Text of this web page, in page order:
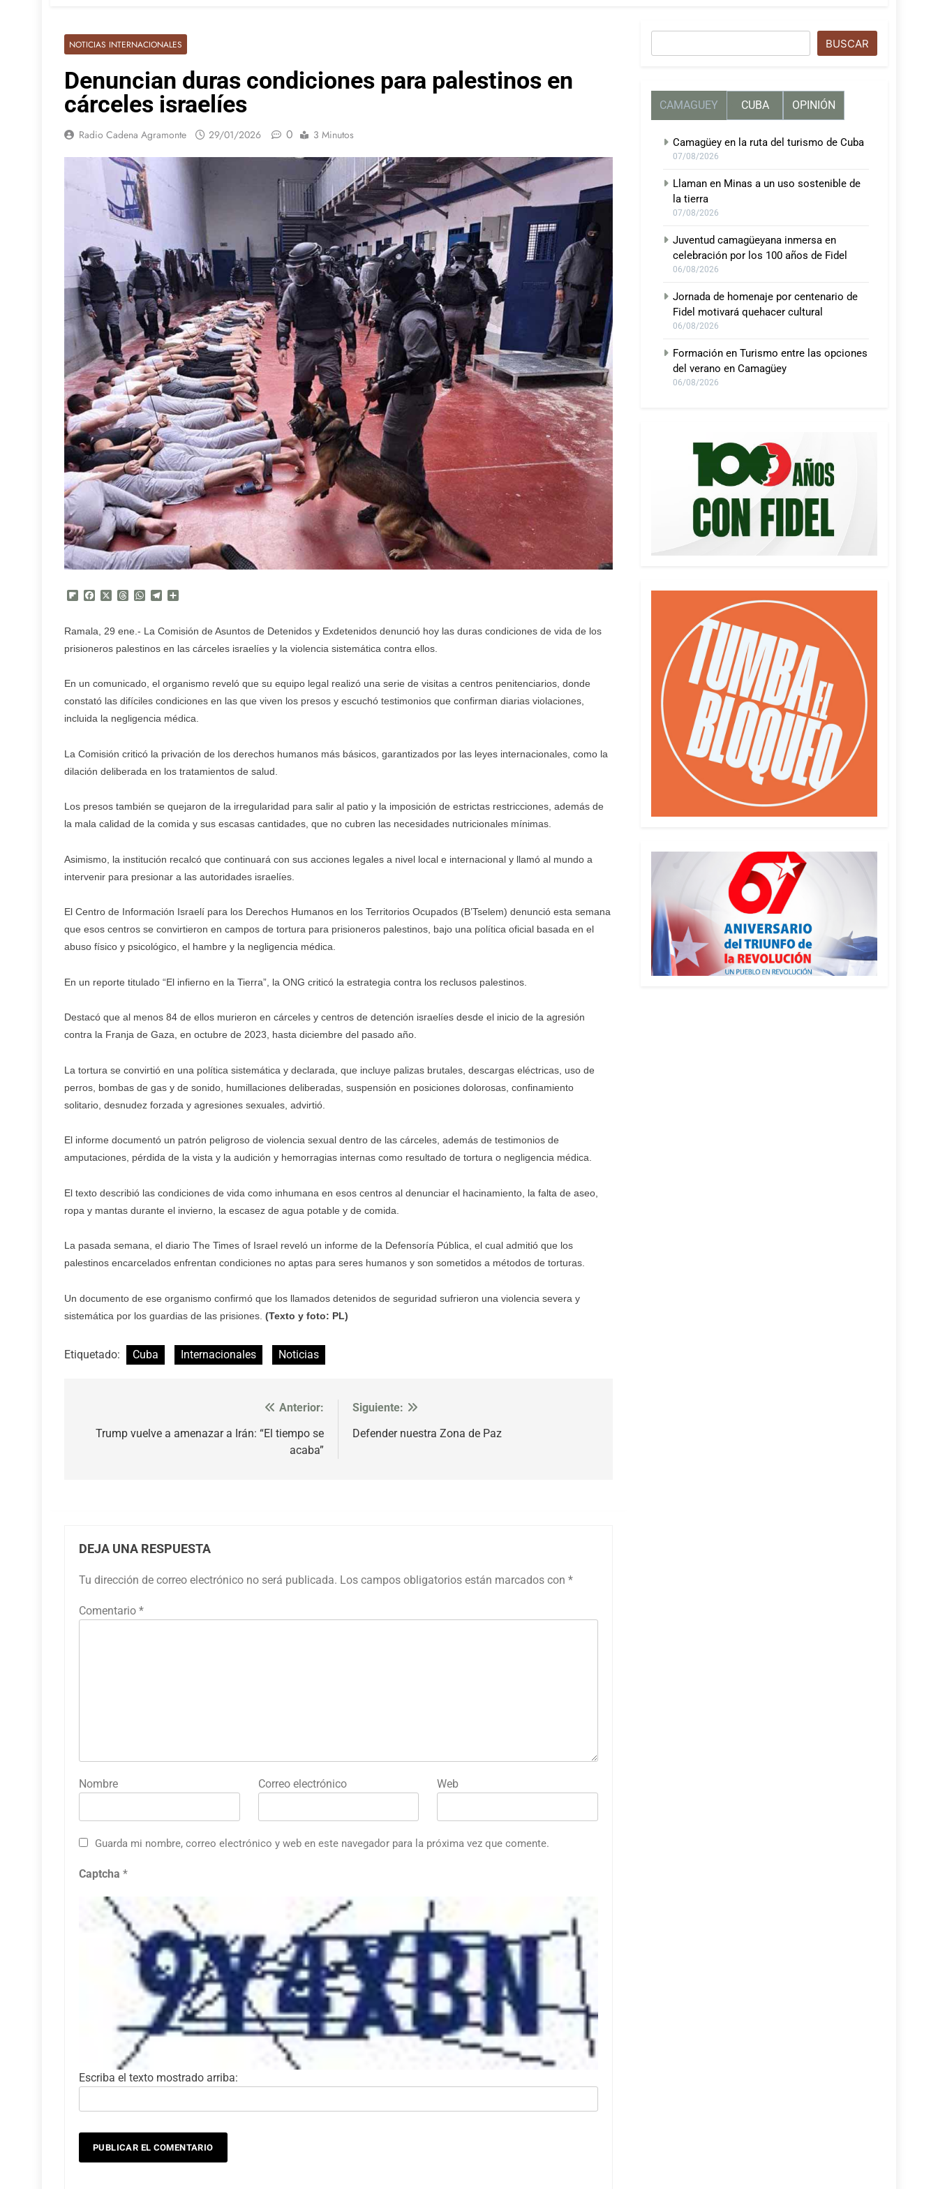
NOTICIAS INTERNACIONALES
Denuncian duras condiciones para palestinos en
cárceles israelíes
Radio Cadena Agramonte 29/01/2026 0 3 Minutos
Flipboard
FacebookThreadsWhatsApp
Telegram
Ramala, 29 ene.- La Comisión de Asuntos de Detenidos y Exdetenidos denunció hoy las duras condiciones de vida de los
prisioneros palestinos en las cárceles israelíes y la violencia sistemática contra ellos.
En un comunicado, el organismo reveló que su equipo legal realizó una serie de visitas a centros penitenciarios, donde
constató las difíciles condiciones en las que viven los presos y escuchó testimonios que confirman diarias violaciones,
incluida la negligencia médica.
La Comisión criticó la privación de los derechos humanos más básicos, garantizados por las leyes internacionales, como la
dilación deliberada en los tratamientos de salud.
Los presos también se quejaron de la irregularidad para salir al patio y la imposición de estrictas restricciones, además de
la mala calidad de la comida y sus escasas cantidades, que no cubren las necesidades nutricionales mínimas.
Asimismo, la institución recalcó que continuará con sus acciones legales a nivel local e internacional y llamó al mundo a
intervenir para presionar a las autoridades israelíes.
El Centro de Información Israelí para los Derechos Humanos en los Territorios Ocupados (B’Tselem) denunció esta semana
que esos centros se convirtieron en campos de tortura para prisioneros palestinos, bajo una política oficial basada en el
abuso físico y psicológico, el hambre y la negligencia médica.
En un reporte titulado “El infierno en la Tierra”, la ONG criticó la estrategia contra los reclusos palestinos.
Destacó que al menos 84 de ellos murieron en cárceles y centros de detención israelíes desde el inicio de la agresión
contra la Franja de Gaza, en octubre de 2023, hasta diciembre del pasado año.
La tortura se convirtió en una política sistemática y declarada, que incluye palizas brutales, descargas eléctricas, uso de
perros, bombas de gas y de sonido, humillaciones deliberadas, suspensión en posiciones dolorosas, confinamiento
solitario, desnudez forzada y agresiones sexuales, advirtió.
El informe documentó un patrón peligroso de violencia sexual dentro de las cárceles, además de testimonios de
amputaciones, pérdida de la vista y la audición y hemorragias internas como resultado de tortura o negligencia médica.
El texto describió las condiciones de vida como inhumana en esos centros al denunciar el hacinamiento, la falta de aseo,
ropa y mantas durante el invierno, la escasez de agua potable y de comida.
La pasada semana, el diario The Times of Israel reveló un informe de la Defensoría Pública, el cual admitió que los
palestinos encarcelados enfrentan condiciones no aptas para seres humanos y son sometidos a métodos de torturas.
Un documento de ese organismo confirmó que los llamados detenidos de seguridad sufrieron una violencia severa y
sistemática por los guardias de las prisiones. (Texto y foto: PL)
Etiquetado: Cuba Internacionales Noticias
de
Anterior:
Trump vuelve a amenazar a Irán: “El tiempo se
acaba”
Siguiente:
Defender nuestra Zona de Paz
DEJA UNA RESPUESTA
Tu dirección de correo electrónico no será publicada. Los campos obligatorios están marcados con *
Comentario *
Nombre Correo electrónico Web
Guarda mi nombre, correo electrónico y web en este navegador para la próxima vez que comente.
Captcha *
Escriba el texto mostrado arriba:
BUSCAR
CAMAGUEY CUBA OPINIÓN
Camagüey en la ruta del turismo de Cuba
07/08/2026
Llaman en Minas a un uso sostenible de
la tierra
07/08/2026
Juventud camagüeyana inmersa en
celebración por los 100 años de Fidel
06/08/2026
Jornada de homenaje por centenario de
Fidel motivará quehacer cultural
06/08/2026
Formación en Turismo entre las opciones
del verano en Camagüey
06/08/2026